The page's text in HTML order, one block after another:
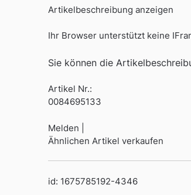
Artikelbeschreibung anzeigen
Ihr Browser unterstützt keine
Sie können die
Artikel Nr.:
0084695133
Melden |
Ähnlichen Artikel verkaufen
id: 1675785192-4346